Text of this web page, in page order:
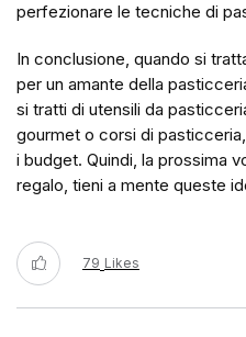
perfezionare le tecniche di
In conclusione, quando si
per un amante della
si tratti di utensili da
gourmet o corsi di
i budget. Quindi, la prossima
regalo, tieni a mente queste
79 Likes